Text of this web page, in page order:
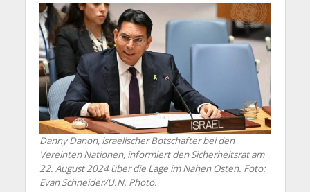
Danny Danon, israelischer Botschafter bei den
Vereinten Nationen, informiert den Sicherheitsrat am
22. August 2024 über die Lage im Nahen Osten. Foto:
Evan Schneider/U.N. Photo.